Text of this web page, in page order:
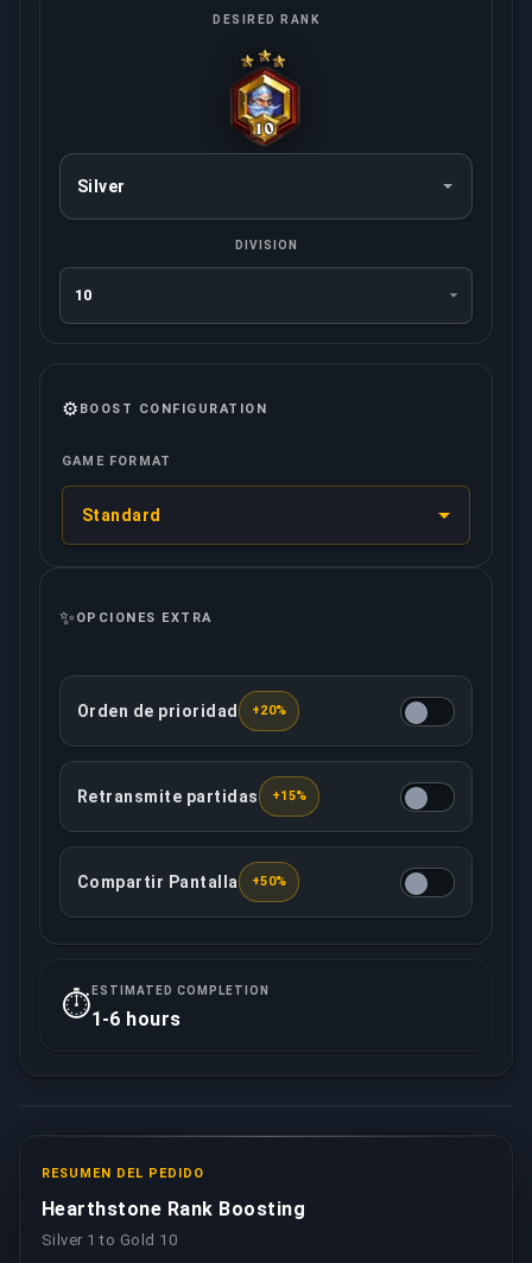
DESIRED RANK
DIVISION
⚙️ BOOST CONFIGURATION
GAME FORMAT
Standard
✨ OPCIONES EXTRA
Esta opción asegura que tu pedido será tratado
Orden de prioridad +20%
Tu booster asignado grabará/retransmitirá en
Retransmite partidas +15%
Tu booster estará viendo tus partidas en vivo,
Compartir Pantalla +50%
⏱️ ESTIMATED COMPLETION
1-6 hours
RESUMEN DEL PEDIDO
Hearthstone Rank Boosting
Silver 1 to Gold 10